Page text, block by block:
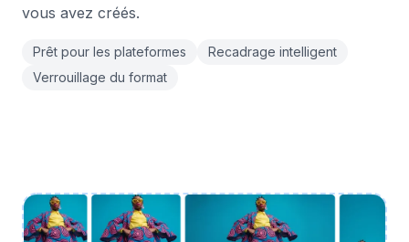
vous avez créés.
Prêt pour les plateformes
Recadrage intelligent
Verrouillage du format